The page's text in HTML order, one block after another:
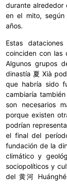
durante alrededor
en el mito,
años.
Estas
coinciden con las
Algunos grupos
dinastía 夏 Xià
que habría sido
cambiaría
son necesarios
porque existen
podrían
el final del
fundación de la
climático y
sociopolíticos y
del 黄河